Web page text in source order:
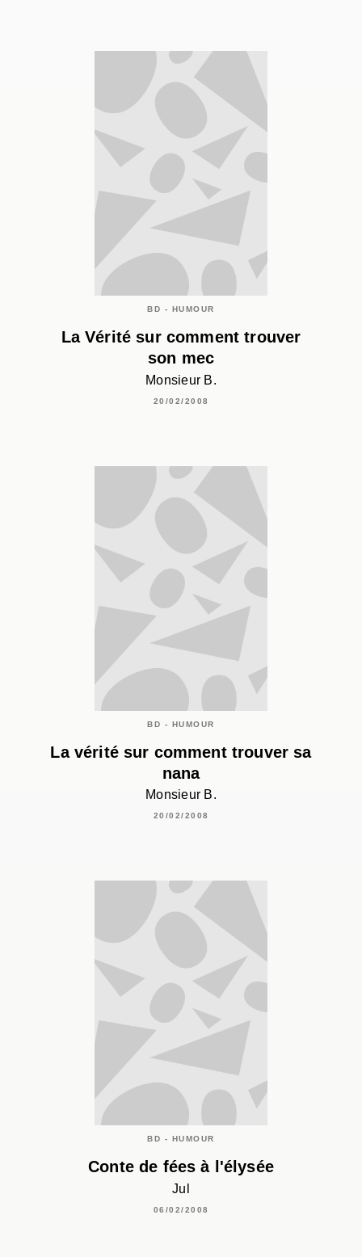
BD - HUMOUR
La Vérité sur comment trouver
son mec
Monsieur B.
20/02/2008
BD - HUMOUR
La vérité sur comment trouver sa
nana
Monsieur B.
20/02/2008
BD - HUMOUR
Conte de fées à l'élysée
Jul
06/02/2008